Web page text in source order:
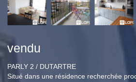
vendu
PARLY 2 / DUTARTRE
Situé dans une résidence recherchée